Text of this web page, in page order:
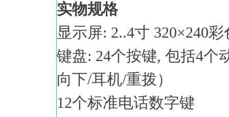
实物规格
显示屏: 2..4寸 320×240
键盘: 24个按键, 包括4个
向下/耳机/重拨）
12个标准电话数字键